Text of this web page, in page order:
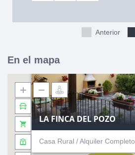
Anterior
En el mapa
LA FINCA DEL POZO
Casa Rural / Alquiler Completo